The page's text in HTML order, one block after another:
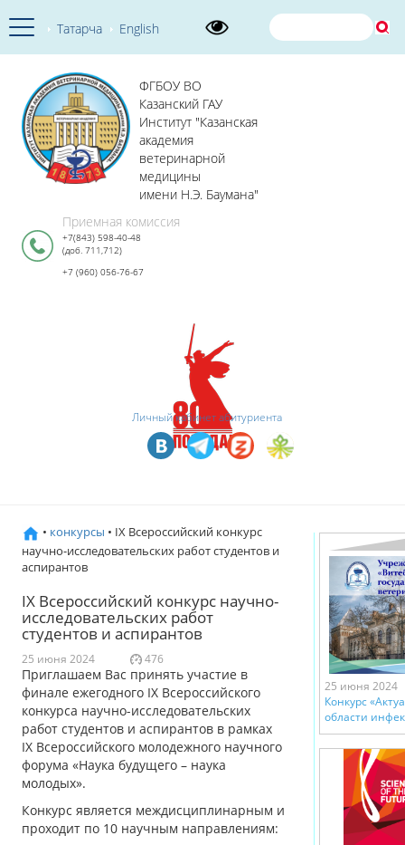
Татарча English
ФГБОУ ВО
Казанский ГАУ
Институт "Казанская
академия
ветеринарной
медицины
имени Н.Э. Баумана"
Приемная комиссия
+7(843) 598-40-48
(доб. 711,712)
+7 (960) 056-76-67
Личный кабинет абитуриента
• конкурсы • IX Всероссийский конкурс
научно-исследовательских работ студентов и
аспирантов
IX Всероссийский конкурс научно-
исследовательских работ
студентов и аспирантов
25 июня 2024 476
Приглашаем Вас принять участие в
финале ежегодного IX Всероссийского
конкурса научно-исследовательских
работ студентов и аспирантов в рамках
IX Всероссийского молодежного научного
форума «Наука будущего – наука
молодых».
Конкурс является междисциплинарным и
проходит по 10 научным направлениям:
25 июня 2024
Конкурс
области